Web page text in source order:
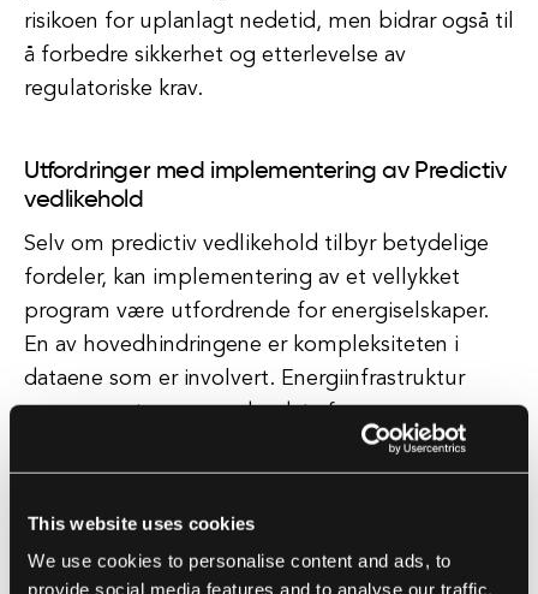
This website uses cookies
We use cookies to personalise content and ads, to
provide social media features and to analyse our traffic.
risikoen for uplanlagt nedetid, men bidrar også til
å forbedre sikkerhet og etterlevelse av
regulatoriske krav.
Utfordringer med implementering av Predictiv
vedlikehold
Selv om predictiv vedlikehold tilbyr betydelige
fordeler, kan implementering av et vellykket
program være utfordrende for energiselskaper.
En av hovedhindringene er kompleksiteten i
dataene som er involvert. Energiinfrastruktur
genererer store mengder data fra sensorer,
målere og andre overvåkingsenheter, noe som
gjør det vanskelig å trekke ut meningsfulle
innsikter. Selskaper må investere i avanserte
dataene og utvikle nøyaktige prediktive modeller.